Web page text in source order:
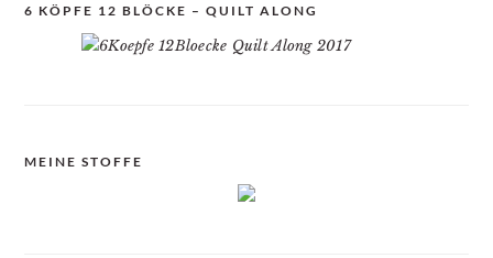
6 KÖPFE 12 BLÖCKE – QUILT ALONG
MEINE STOFFE